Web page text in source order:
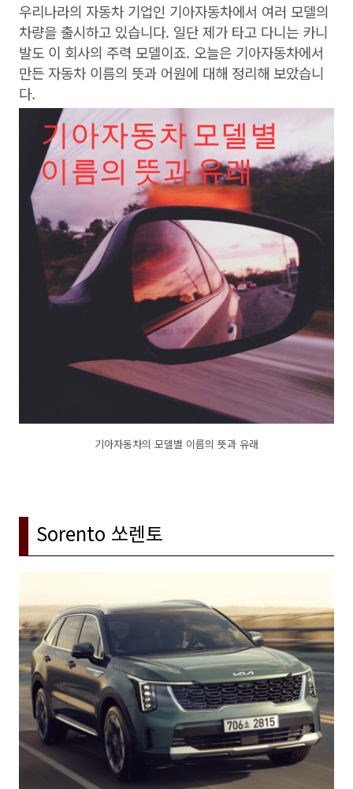
우리나라의 자동차 기업인 기아자동차에서 여러 모델의
차량을 출시하고 있습니다. 일단 제가 타고 다니는 카니
발도 이 회사의 주력 모델이죠. 오늘은 기아자동차에서
만든 자동차 이름의 뜻과 어원에 대해 정리해 보았습니
다.
기아자동차의 모델별 이름의 뜻과 유래
Sorento 쏘렌토